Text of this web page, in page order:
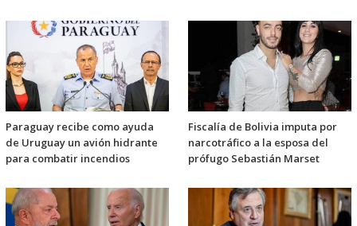
Paraguay recibe como ayuda
de Uruguay un avión hidrante
para combatir incendios
Fiscalía de Bolivia imputa por
narcotráfico a la esposa del
prófugo Sebastián Marset